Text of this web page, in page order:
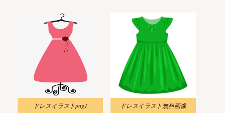
ドレスイラストpng1 ドレスイラスト無料画像